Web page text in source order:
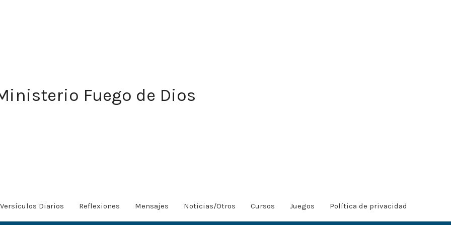
Fuego de Dios
Versículos Diarios Reflexiones Mensajes Noticias/Otros Cursos Juegos Política de privacidad